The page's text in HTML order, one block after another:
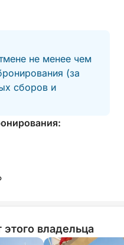
прибрежного
ваш выбор:
и лаймом и имбирем
и вода
не менее чем
(за
сборов и
владельца